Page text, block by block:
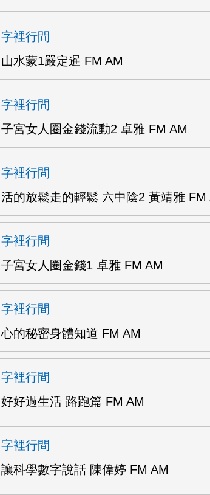
字裡行間
山水蒙1嚴定暹 FM AM
字裡行間
子宮女人圈金錢流動2 卓雅 FM AM
字裡行間
活的放鬆走的輕鬆 六中陰2 黃靖雅 FM
字裡行間
子宮女人圈金錢1 卓雅 FM AM
字裡行間
心的秘密身體知道 FM AM
字裡行間
好好過生活 路跑篇 FM AM
字裡行間
讓科學數字說話 陳偉婷 FM AM